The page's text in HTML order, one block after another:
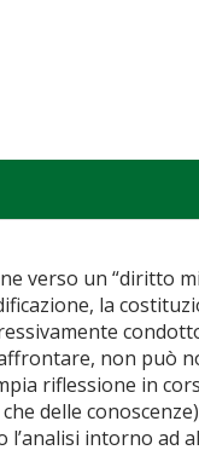
verso un “diritto
la
non può
riflessione in
delle
l’analisi intorno ad